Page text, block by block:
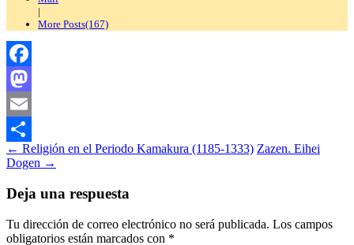
|
More Posts(167)
Facebook
Mastodon
Email
Compartir
Navegación
de
entradas
← Religión en el Periodo Kamakura (1185-1333) Zazen. Eihei
Dogen →
Deja una respuesta
Tu dirección de correo electrónico no será publicada. Los campos
obligatorios están marcados con *